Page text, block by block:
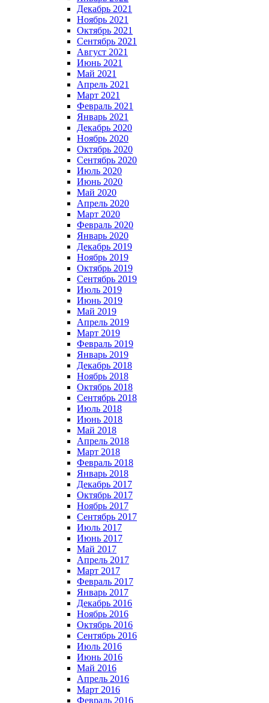
Декабрь 2021
Ноябрь 2021
Октябрь 2021
Сентябрь 2021
Август 2021
Июнь 2021
Май 2021
Апрель 2021
Март 2021
Февраль 2021
Январь 2021
Декабрь 2020
Ноябрь 2020
Октябрь 2020
Сентябрь 2020
Июль 2020
Июнь 2020
Май 2020
Апрель 2020
Март 2020
Февраль 2020
Январь 2020
Декабрь 2019
Ноябрь 2019
Октябрь 2019
Сентябрь 2019
Июль 2019
Июнь 2019
Май 2019
Апрель 2019
Март 2019
Февраль 2019
Январь 2019
Декабрь 2018
Ноябрь 2018
Октябрь 2018
Сентябрь 2018
Июль 2018
Июнь 2018
Май 2018
Апрель 2018
Март 2018
Февраль 2018
Январь 2018
Декабрь 2017
Октябрь 2017
Ноябрь 2017
Сентябрь 2017
Июль 2017
Июнь 2017
Май 2017
Апрель 2017
Март 2017
Февраль 2017
Январь 2017
Декабрь 2016
Ноябрь 2016
Октябрь 2016
Сентябрь 2016
Июль 2016
Июнь 2016
Май 2016
Апрель 2016
Март 2016
Февраль 2016